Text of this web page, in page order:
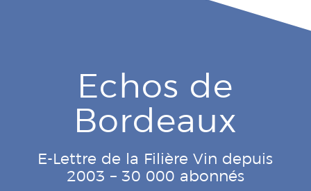
Echos de
Bordeaux
E-Lettre de la Filière Vin depuis
2003 – 30 000 abonnés